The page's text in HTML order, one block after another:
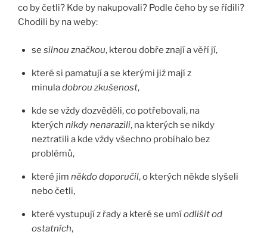
co by četli? Kde by nakupovali? Podle čeho by se řídili?
Chodili by na weby:
se silnou značkou, kterou dobře znají a věří jí,
které si pamatují a se kterými již mají z
minuladobrou zkušenost,
kde se vždy dozvěděli, co potřebovali, na
kterých nikdy nenarazili, na kterých se nikdy
neztratili a kde vždy všechno probíhalo bez
problémů,
které jim někdo doporučil, o kterých někde slyšeli
nebo četli,
které vystupují z řady a které se umíodlišit od
ostatních,